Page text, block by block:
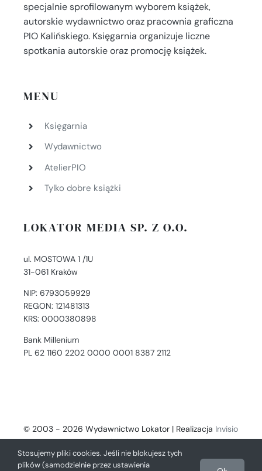
specjalnie sprofilowanym wyborem książek,
autorskie wydawnictwo oraz pracownia graficzna
PIO Kalińskiego. Księgarnia organizuje liczne
spotkania autorskie oraz promocję książek.
MENU
Księgarnia
Wydawnictwo
AtelierPIO
Tylko dobre książki
LOKATOR MEDIA SP. Z O.O.
ul. MOSTOWA 1 /1U
31-061 Kraków
NIP: 6793059929
REGON: 121481313
KRS: 0000380898
Bank Millenium
PL 62 1160 2202 0000 0001 8387 2112
© 2003 - 2026 Wydawnictwo Lokator | Realizacja Invisio
- Digital Solutions
Stosujemy pliki cookies. Jeśli nie blokujesz tych
plików (samodzielnie przez ustawienia